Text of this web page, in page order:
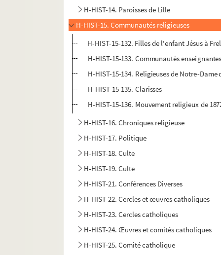
H-HIST-14. Paroisses de Lille
H-HIST-15. Communautés religieuses
H-HIST-15-132. Filles de l'enfant Jésus à
H-HIST-15-133. Communautés
H-HIST-15-134. Religieuses de Notre-Dame
H-HIST-15-135. Clarisses
H-HIST-15-136. Mouvement religieux de
H-HIST-16. Chroniques religieuse
H-HIST-17. Politique
H-HIST-18. Culte
H-HIST-19. Culte
H-HIST-21. Conférences Diverses
H-HIST-22. Cercles et œuvres catholiques
H-HIST-23. Cercles catholiques
H-HIST-24. Œuvres et comités catholiques
H-HIST-25. Comité catholique